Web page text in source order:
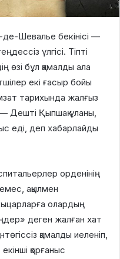
Шевалье бекінісі —
үлгісі. Тіпті
өзі бұл қамалды ала
екі ғасыр бойы
тарихында жалғыз
Дешті Қыпшақ ұланы,
еді, деп хабарлайды
орденінің
емес, ақылмен
олардың
деген жалған хат
қамалды иеленіп,
қорғаныс